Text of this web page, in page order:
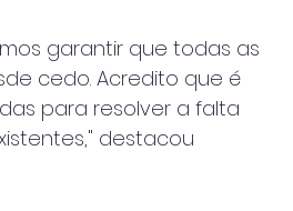
garantir que todas as
cedo. Acredito que é
para resolver a falta
destacou